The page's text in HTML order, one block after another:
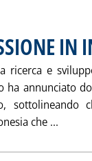
IN
ricerca e
ha annunciato
sottolineando
che ...